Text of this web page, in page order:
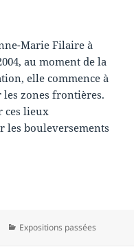
Marie Filaire à
au moment de la
elle commence à
zones frontières.
ces lieux
les bouleversements
Catégories
Expositions passées